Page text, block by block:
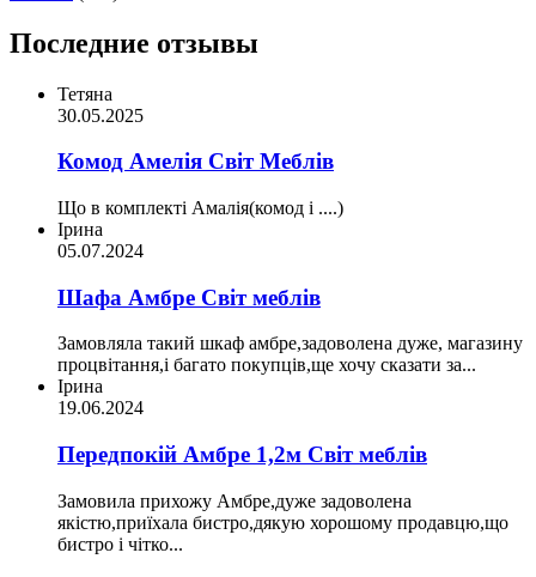
Последние отзывы
Тетяна
30.05.2025
Комод Амелія Світ Меблів
Що в комплекті Амалія(комод і ....)
Ірина
05.07.2024
Шафа Амбре Світ меблів
Замовляла такий шкаф амбре,задоволена дуже, магазину
процвітання,і багато покупців,ще хочу сказати за...
Ірина
19.06.2024
Передпокій Амбре 1,2м Світ меблів
Замовила прихожу Амбре,дуже задоволена
якістю,приїхала бистро,дякую хорошому продавцю,що
бистро і чітко...